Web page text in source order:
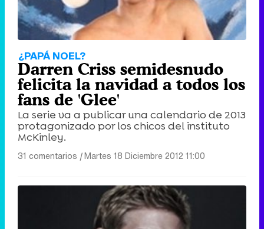
¿PAPÁ NOEL?
Darren Criss semidesnudo
felicita la navidad a todos los
fans de 'Glee'
La serie va a publicar una calendario de 2013
protagonizado por los chicos del instituto
McKinley.
31 comentarios |Martes 18 Diciembre 2012 11:00